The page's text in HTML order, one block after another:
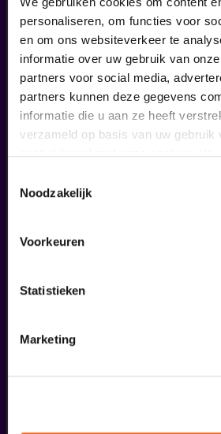
personaliseren, om functies voor
en om ons websiteverkeer te
informatie over uw gebruik van
partners voor social media,
partners kunnen deze gegevens
informatie die u aan ze heeft
verzameld op basis van uw gebruik
gaat akkoord met onze cookies als
Noodzakelijk
Voorkeuren
Statistieken
Marketing
Voorprogramma
€ 0,00
fans dieser Show
29
augustus